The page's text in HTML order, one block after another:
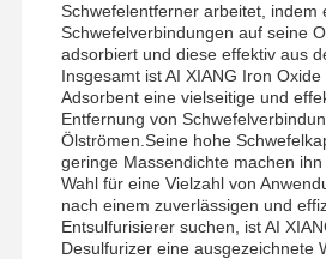
Gellmittel zur Frakturierung der
Hochtemperatur-
Verbrennungsmittel
Schwefelentferner arbeitet, indem
Schwefelverbindungen auf seine
adsorbiert und diese effektiv aus
Insgesamt ist AI XIANG Iron
Adsorbent eine vielseitige und
Entfernung von
Ölströmen.Seine hohe
geringe Massendichte machen
Wahl für eine Vielzahl von
nach einem zuverlässigen und
Entsulfurisierer suchen, ist AI
Desulfurizer eine ausgezeichnete